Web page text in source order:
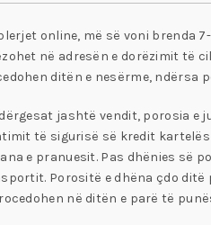
online, më së voni brenda
në adresën e dorëzimit të
ditën e nesërme, ndërsa
jashtë vendit, porosia e
të sigurisë së kredit
e pranuesit. Pas dhënies së
Porositë e dhëna çdo ditë
në ditën e parë të